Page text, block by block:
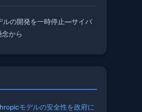
の開発を一時停止—サイバ
から
モデルの安全性を政府に